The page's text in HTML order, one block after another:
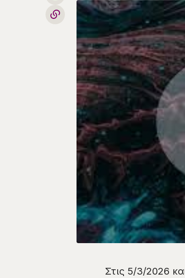
Στις 5/3/2026